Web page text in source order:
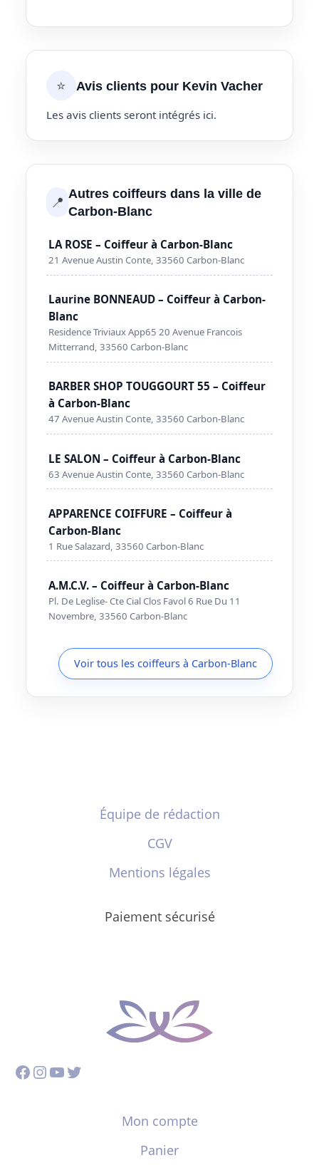
⭐ Avis clients pour Kevin Vacher
Les avis clients seront intégrés ici.
📍 Autres coiffeurs dans la ville de
Carbon-Blanc
LA ROSE – Coiffeur à Carbon-Blanc
21 Avenue Austin Conte, 33560 Carbon-Blanc
Laurine BONNEAUD – Coiffeur à Carbon-
Blanc
Residence Triviaux App65 20 Avenue Francois
Mitterrand, 33560 Carbon-Blanc
BARBER SHOP TOUGGOURT 55 – Coiffeur
à Carbon-Blanc
47 Avenue Austin Conte, 33560 Carbon-Blanc
LE SALON – Coiffeur à Carbon-Blanc
63 Avenue Austin Conte, 33560 Carbon-Blanc
APPARENCE COIFFURE – Coiffeur à
Carbon-Blanc
1 Rue Salazard, 33560 Carbon-Blanc
A.M.C.V. – Coiffeur à Carbon-Blanc
Pl. De Leglise- Cte Cial Clos Favol 6 Rue Du 11
Novembre, 33560 Carbon-Blanc
Voir tous les coiffeurs à Carbon-Blanc
Équipe de rédaction
CGV
Mentions légales
Paiement sécurisé
Facebook
Instagram
YouTube
Twitter
Mon compte
Panier